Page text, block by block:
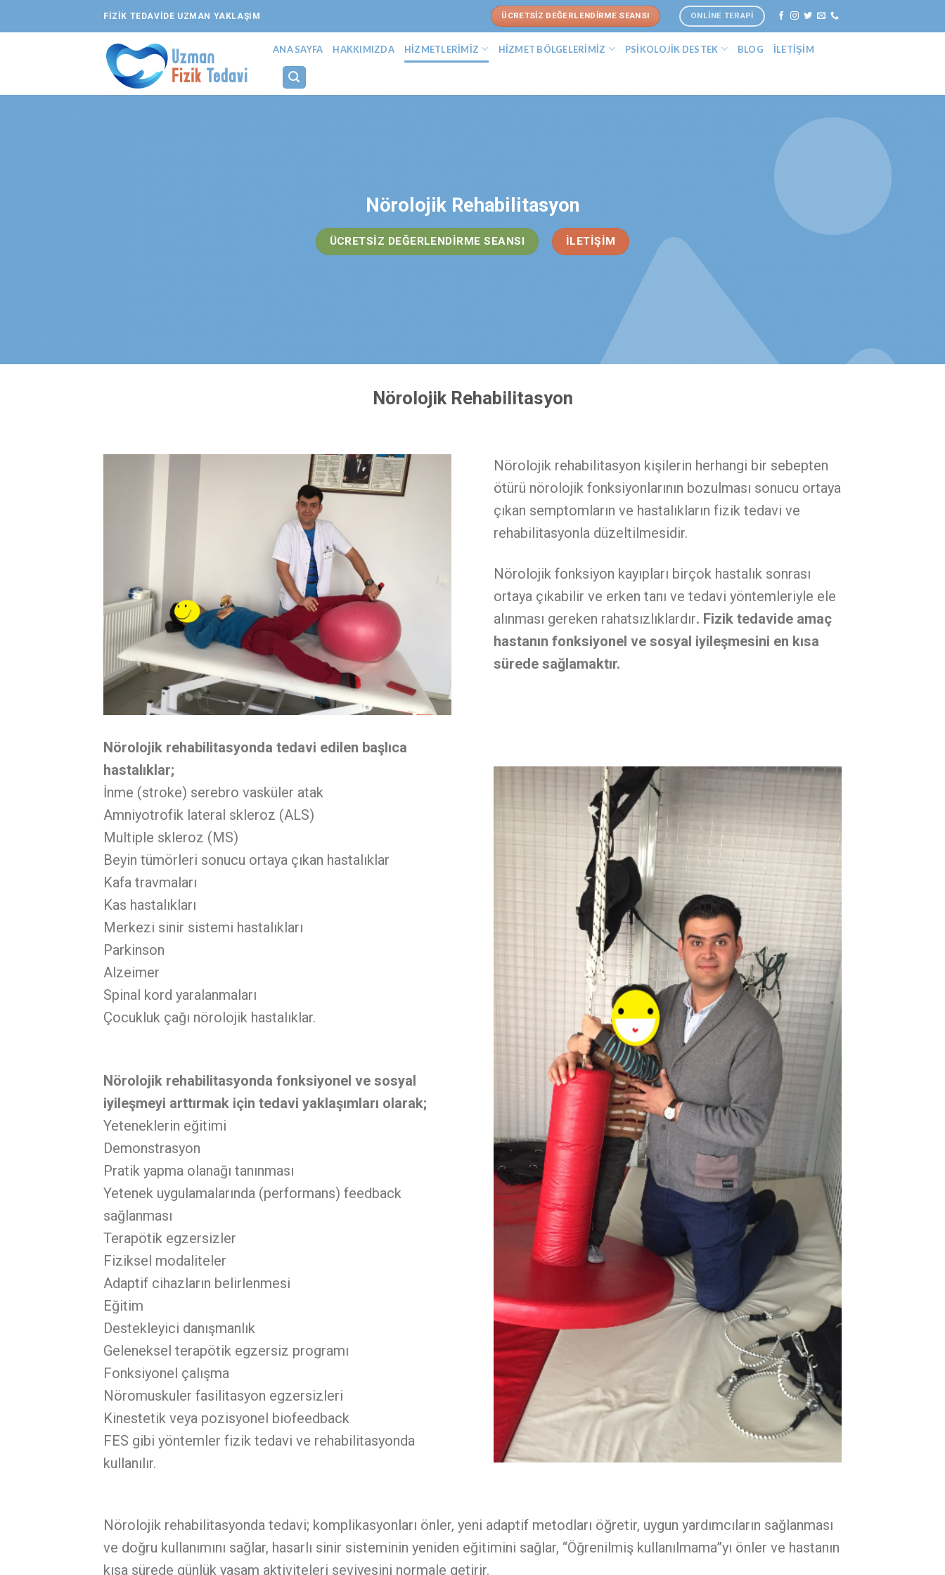
FİZİK TEDAVİDE UZMAN YAKLAŞIM ÜCRETSİZ DEĞERLENDİRME SEANSI ONLİNE TERAPİ
ANA SAYFA HAKKIMIZDA HİZMETLERİMİZ HİZMET BÖLGELERİMİZ PSİKOLOJİK DESTEK BLOG İLETİŞİM
Nörolojik Rehabilitasyon
ÜCRETSIZ DEĞERLENDIRME SEANSI İLETIŞIM
Nörolojik Rehabilitasyon
Nörolojik rehabilitasyon kişilerin herhangi bir sebepten
ötürü nörolojik fonksiyonlarının bozulması sonucu ortaya
çıkan semptomların ve hastalıkların fizik tedavi ve
rehabilitasyonla düzeltilmesidir.
Nörolojik fonksiyon kayıpları birçok hastalık sonrası
ortaya çıkabilir ve erken tanı ve tedavi yöntemleriyle ele
alınması gereken rahatsızlıklardır. Fizik tedavide amaç
hastanın fonksiyonel ve sosyal iyileşmesini en kısa
sürede sağlamaktır.
Nörolojik rehabilitasyonda tedavi edilen başlıca
hastalıklar;
İnme (stroke) serebro vasküler atak
Amniyotrofik lateral skleroz (ALS)
Multiple skleroz (MS)
Beyin tümörleri sonucu ortaya çıkan hastalıklar
Kafa travmaları
Kas hastalıkları
Merkezi sinir sistemi hastalıkları
Parkinson
Alzeimer
Spinal kord yaralanmaları
Çocukluk çağı nörolojik hastalıklar.
Nörolojik rehabilitasyonda fonksiyonel ve sosyal
iyileşmeyi arttırmak için tedavi yaklaşımları olarak;
Yeteneklerin eğitimi
Demonstrasyon
Pratik yapma olanağı tanınması
Yetenek uygulamalarında (performans) feedback
sağlanması
Terapötik egzersizler
Fiziksel modaliteler
Adaptif cihazların belirlenmesi
Eğitim
Destekleyici danışmanlık
Geleneksel terapötik egzersiz programı
Fonksiyonel çalışma
Nöromuskuler fasilitasyon egzersizleri
Kinestetik veya pozisyonel biofeedback
FES gibi yöntemler fizik tedavi ve rehabilitasyonda
kullanılır.
Nörolojik rehabilitasyonda tedavi; komplikasyonları önler, yeni adaptif metodları öğretir, uygun yardımcıların sağlanması
ve doğru kullanımını sağlar, hasarlı sinir sisteminin yeniden eğitimini sağlar, “Öğrenilmiş kullanılmama”yı önler ve hastanın
kısa sürede günlük yaşam aktiviteleri seviyesini normale getirir.